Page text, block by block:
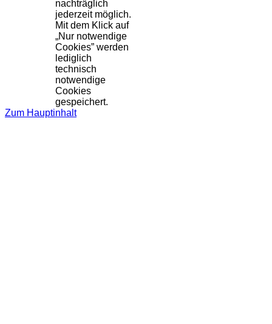
nachträglich
jederzeit möglich.
Mit dem Klick auf
„Nur notwendige
Cookies” werden
lediglich
technisch
notwendige
Cookies
gespeichert.
Zum Hauptinhalt